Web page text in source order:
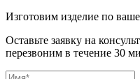
Изготовим изделие по
Оставьте заявку на
перезвоним в течение 30